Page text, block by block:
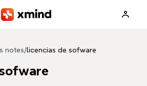
notes/licencias de sofware